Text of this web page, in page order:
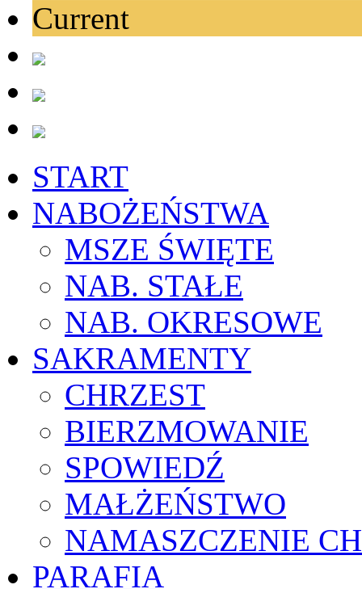
Current
START
NABOŻEŃSTWA
MSZE ŚWIĘTE
NAB. STAŁE
NAB. OKRESOWE
SAKRAMENTY
CHRZEST
BIERZMOWANIE
SPOWIEDŹ
MAŁŻEŃSTWO
NAMASZCZENIE
PARAFIA